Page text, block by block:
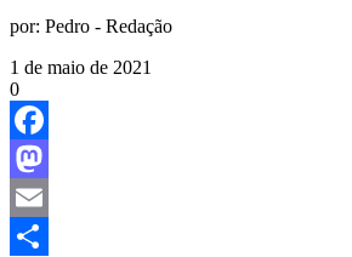
por: Pedro - Redação
1 de maio de 2021
0
Facebook
Mastodon
Email